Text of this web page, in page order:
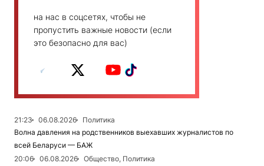
на нас в соцсетях, чтобы не
пропустить важные новости (если
это безопасно для вас)
21:23 06.08.2026
Политика
Волна давления на родственников выехавших журналистов по
всей Беларуси — БАЖ
20:06
06.08.2026
Общество, Политика